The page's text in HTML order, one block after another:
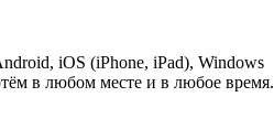
iOS (iPhone, iPad), Windows
в любом месте и в любое время.